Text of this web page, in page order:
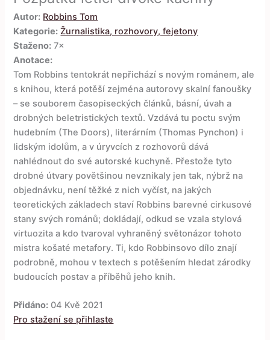
Autor: Robbins Tom
Kategorie: Žurnalistika, rozhovory, fejetony
Staženo: 7×
Anotace:
Tom Robbins tentokrát nepřichází s novým románem, ale
s knihou, která potěší zejména autorovy skalní fanoušky
– se souborem časopiseckých článků, básní, úvah a
drobných beletristických textů. Vzdává tu poctu svým
hudebním (The Doors), literárním (Thomas Pynchon) i
lidským idolům, a v úryvcích z rozhovorů dává
nahlédnout do své autorské kuchyně. Přestože tyto
drobné útvary povětšinou nevznikaly jen tak, nýbrž na
objednávku, není těžké z nich vyčíst, na jakých
teoretických základech staví Robbins barevné cirkusové
stany svých románů; dokládají, odkud se vzala stylová
virtuozita a kdo tvaroval vyhraněný světonázor tohoto
mistra košaté metafory. Ti, kdo Robbinsovo dílo znají
podrobně, mohou v textech s potěšením hledat zárodky
budoucích postav a příběhů jeho knih.
Přidáno: 04 Kvě 2021
Pro stažení se přihlaste